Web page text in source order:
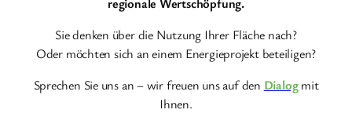
Sie denken über die Nutzung Ihrer Fläche nach?
Oder möchten sich an einem Energieprojekt beteiligen?
Sprechen Sie uns an – wir freuen uns auf den Dialogmit
Ihnen.